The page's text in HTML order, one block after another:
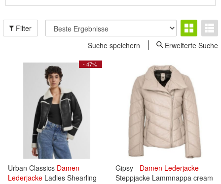
Filter
Suche speichern
Erweiterte Suche
- 47%
Urban Classics Damen
Lederjacke Ladies Shearling
Gipsy - Damen Lederjacke
Steppjacke Lammnappa cream